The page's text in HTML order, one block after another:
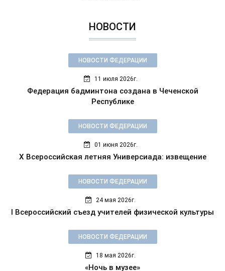
НОВОСТИ
НОВОСТИ ФЕДЕРАЦИИ
11 июля 2026г.
Федерация бадминтона создана в Чеченской
Республике
НОВОСТИ ФЕДЕРАЦИИ
01 июня 2026г.
X Всероссийская летняя Универсиада: извещение
НОВОСТИ ФЕДЕРАЦИИ
24 мая 2026г.
I Всероссийский съезд учителей физической культуры
НОВОСТИ ФЕДЕРАЦИИ
18 мая 2026г.
«Ночь в музее»